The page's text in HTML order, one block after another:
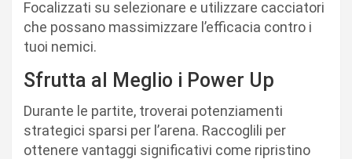
Focalizzati su selezionare e utilizzare cacciatori
che possano massimizzare l’efficacia contro i
tuoi nemici.
Sfrutta al Meglio i Power Up
Durante le partite, troverai potenziamenti
strategici sparsi per l’arena. Raccoglili per
ottenere vantaggi significativi come ripristino